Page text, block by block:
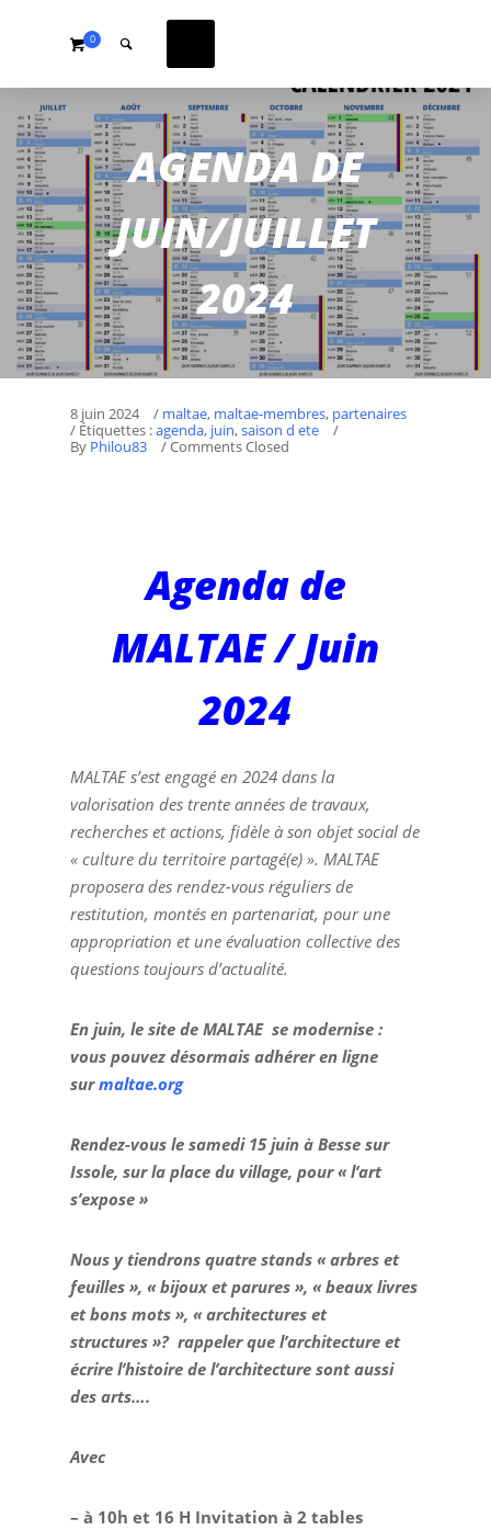
0
AGENDA DE
JUIN/JUILLET
2024
8 juin 2024 / maltae, maltae-membres, partenaires
/ Étiquettes :agenda, juin,saison d ete
/
By Philou83 / Comments Closed
Agenda de
MALTAE / Juin
2024
MALTAE s’est engagé en 2024 dans la
valorisation des trente années de travaux,
recherches et actions, fidèle à son objet social de
« culture du territoire partagé(e) ». MALTAE
proposera des rendez-vous réguliers de
restitution, montés en partenariat, pour une
appropriation et une évaluation collective des
questions toujours d’actualité.
En juin, le site de MALTAE se modernise :
vous pouvez désormais adhérer en ligne
surmaltae.org
Rendez-vous le samedi 15 juin à Besse sur
Issole, sur la place du village, pour « l’art
s’expose »
Nous y tiendrons quatre stands « arbres et
feuilles », « bijoux et parures », « beaux livres
et bons mots », « architectures et
structures »? rappeler que l’architecture et
écrire l’histoire de l’architecture sont aussi
des arts….
Avec
– à 10h et 16 H Invitation à 2 tables